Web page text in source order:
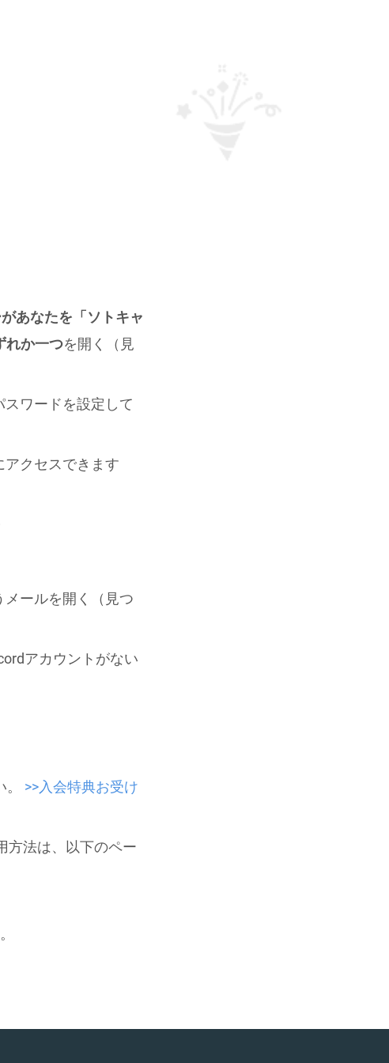
があなたを「ソトキャ
れか一つを開く（見
ワードを設定して
クセスできます
メールを開く（見つ
アカウントがない
>>入会特典お受け
方法は、以下のペー